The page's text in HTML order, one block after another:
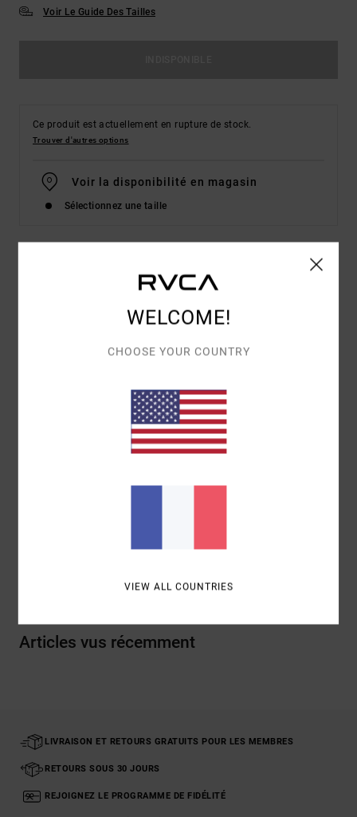
Voir Le Guide Des Tailles
Ce produit est actuellement en rupture de stock.
Trouver d'autres options
Voir la disponibilité en magasin
Sélectionnez une taille
Details & caractéristiques
Robe mi-longue Rose Femme
Viscose tissée
coupe en biais
Col ras de cou
100 % Viscose
Articles vus récemment
LIVRAISON ET RETOURS GRATUITS POUR LES MEMBRES
RETOURS SOUS 30 JOURS
REJOIGNEZ LE PROGRAMME DE FIDÉLITÉ
WELCOME!
CHOOSE YOUR COUNTRY
VIEW ALL COUNTRIES